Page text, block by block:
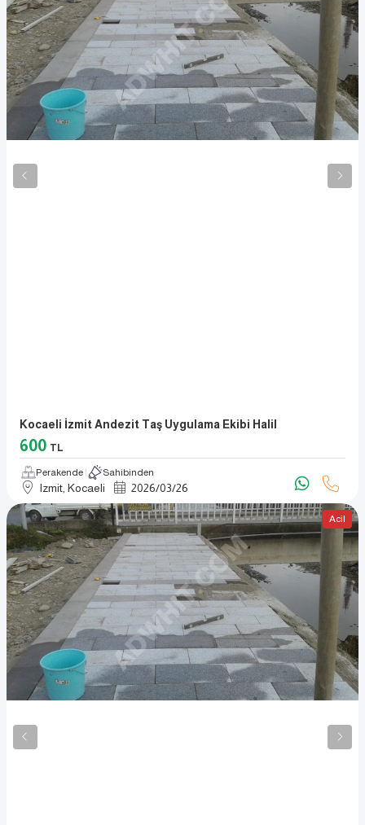
Kocaeli İzmit Andezit Taş Uygulama Ekibi Halil
600 TL
Perakende Sahibinden
Izmit, Kocaeli 2026/03/26
Acil